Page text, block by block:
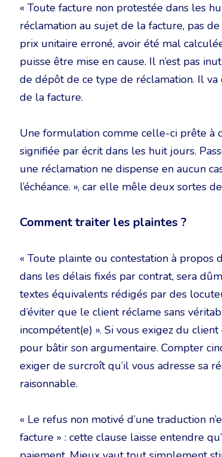
« Toute facture non protestée dans les
réclamation au sujet de la facture, pas
prix unitaire erroné, avoir été mal
puisse être mise en cause. Il n’est pas
de dépôt de ce type de réclamation. Il
de la facture.
Une formulation comme celle-ci prête à
signifiée par écrit dans les huit jours.
une réclamation ne dispense en aucun
l’échéance. », car elle mêle deux sortes
Comment traiter les plaintes ?
« Toute plainte ou contestation à
dans les délais fixés par contrat, sera
textes équivalents rédigés par des
d’éviter que le client réclame sans
incompétent(e) ». Si vous exigez du
pour bâtir son argumentaire. Compter
exiger de surcroît qu’il vous adresse sa
raisonnable.
« Le refus non motivé d’une traduction
facture » : cette clause laisse entendre